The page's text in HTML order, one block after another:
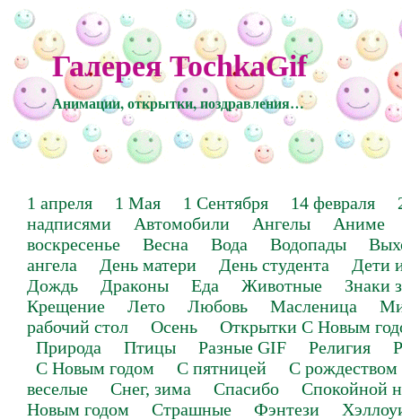
Галерея TochkaGif
Анимации, открытки, поздравления…
1 апреля 1 Мая 1 Сентября 14 февраля
надписями
Автомобили Ангелы
Аниме
воскресенье
Весна Вода Водопады
ангела
День матери День студента
Дети
Дождь
Драконы Еда Животные
Знаки
Крещение
Лето Любовь Масленица
рабочий стол
Осень
Открытки С Новым
Природа
Птицы Разные GIF Религия
С Новым годом
С пятницей
С рождеством
веселые
Снег, зима Спасибо
Спокойной
Новым годом
Страшные Фэнтези